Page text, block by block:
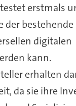
erstmals
bestehende
digitalen
kann.
erhalten
da sie ihre